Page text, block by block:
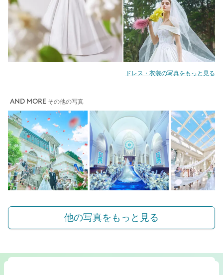
ドレス・衣装の写真をもっと見る
AND MORE その他の写真
他の写真をもっと見る